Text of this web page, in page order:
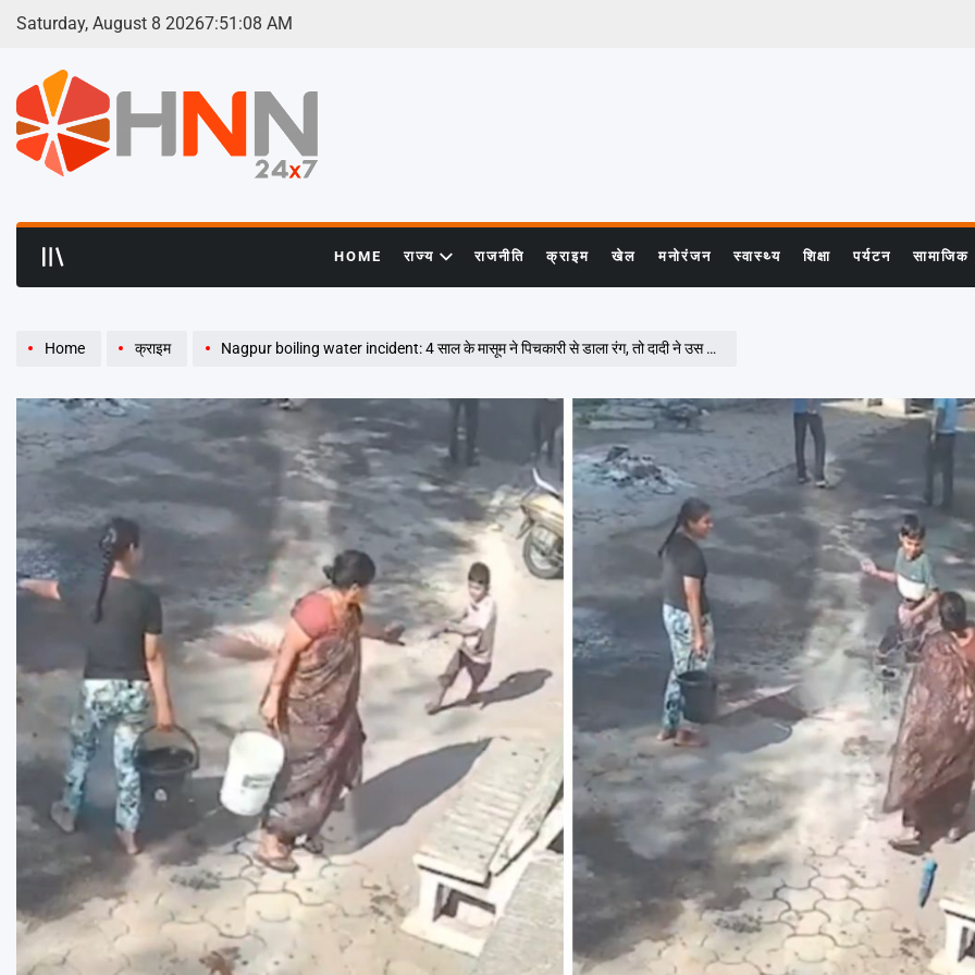
Skip
Saturday, August 8 20267:51 :09 AM
HOME राज्य राजनीति क्राइम खेल मनोरंजन स्वास्थ्य शिक्षा पर्यटन सामाजिक
Home क्राइम Nagpur boiling water incident: 4 साल के मासूम ने पिचकारी से डाला रंग, तो दादी ने उस पर उड़ेल दिया खौलता पानी